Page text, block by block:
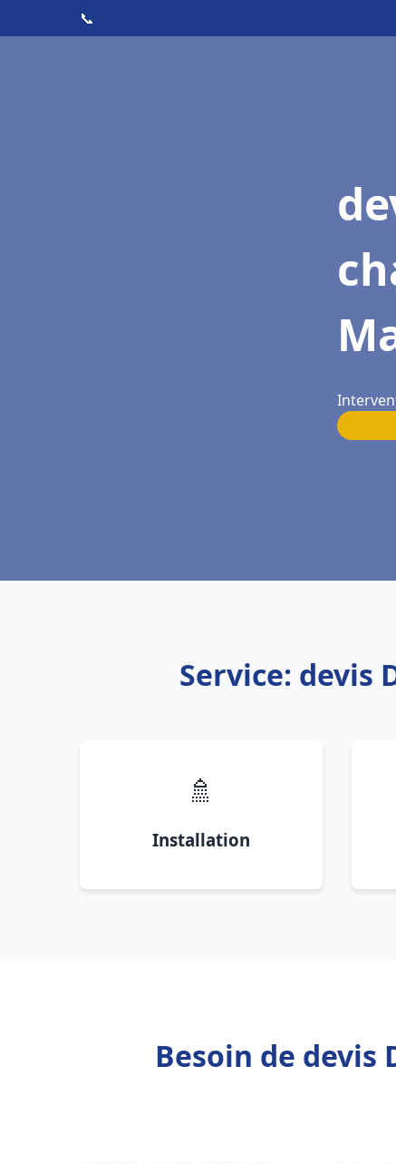
📞
Service: devis
🚿
Installation
Besoin de devis